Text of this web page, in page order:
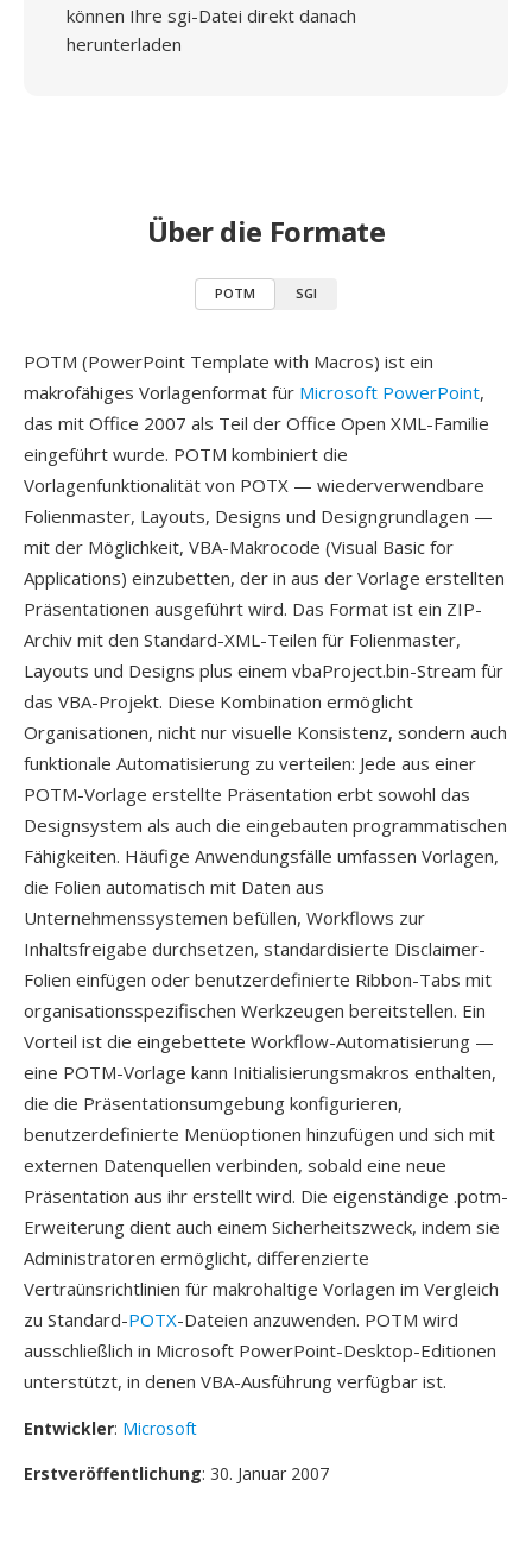
können Ihre sgi-Datei direkt danach
herunterladen
Über die Formate
POTM SGI
POTM (PowerPoint Template with Macros) ist ein
makrofähiges Vorlagenformat für Microsoft PowerPoint,
das mit Office 2007 als Teil der Office Open XML-Familie
eingeführt wurde. POTM kombiniert die
Vorlagenfunktionalität von POTX — wiederverwendbare
Folienmaster, Layouts, Designs und Designgrundlagen —
mit der Möglichkeit, VBA-Makrocode (Visual Basic for
Applications) einzubetten, der in aus der Vorlage erstellten
Präsentationen ausgeführt wird. Das Format ist ein ZIP-
Archiv mit den Standard-XML-Teilen für Folienmaster,
Layouts und Designs plus einem vbaProject.bin-Stream für
das VBA-Projekt. Diese Kombination ermöglicht
Organisationen, nicht nur visuelle Konsistenz, sondern auch
funktionale Automatisierung zu verteilen: Jede aus einer
POTM-Vorlage erstellte Präsentation erbt sowohl das
Designsystem als auch die eingebauten programmatischen
Fähigkeiten. Häufige Anwendungsfälle umfassen Vorlagen,
die Folien automatisch mit Daten aus
Unternehmenssystemen befüllen, Workflows zur
Inhaltsfreigabe durchsetzen, standardisierte Disclaimer-
Folien einfügen oder benutzerdefinierte Ribbon-Tabs mit
organisationsspezifischen Werkzeugen bereitstellen. Ein
Vorteil ist die eingebettete Workflow-Automatisierung —
eine POTM-Vorlage kann Initialisierungsmakros enthalten,
die die Präsentationsumgebung konfigurieren,
benutzerdefinierte Menüoptionen hinzufügen und sich mit
externen Datenquellen verbinden, sobald eine neue
Präsentation aus ihr erstellt wird. Die eigenständige .potm-
Erweiterung dient auch einem Sicherheitszweck, indem sie
Administratoren ermöglicht, differenzierte
Vertraünsrichtlinien für makrohaltige Vorlagen im Vergleich
zu Standard-POTX-Dateien anzuwenden. POTM wird
ausschließlich in Microsoft PowerPoint-Desktop-Editionen
unterstützt, in denen VBA-Ausführung verfügbar ist.
Entwickler: Microsoft
Erstveröffentlichung: 30. Januar 2007